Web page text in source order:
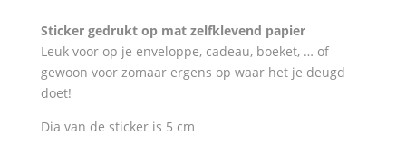
Sticker gedrukt op mat zelfklevend papier
Leuk voor op je enveloppe, cadeau, boeket, … of
gewoon voor zomaar ergens op waar het je deugd
doet!
Dia van de sticker is 5 cm